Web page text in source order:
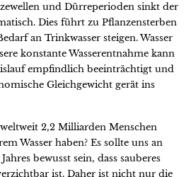
und Dürreperioden sinkt der
Dies führt zu Pflanzensterben
an Trinkwasser steigen. Wasser
konstante Wasserentnahme kann
empfindlich beeinträchtigt und
Gleichgewicht gerät ins
weltweit 2,2 Milliarden Menschen
Wasser haben? Es sollte uns an
bewusst sein, dass sauberes
ist. Daher ist nicht nur die